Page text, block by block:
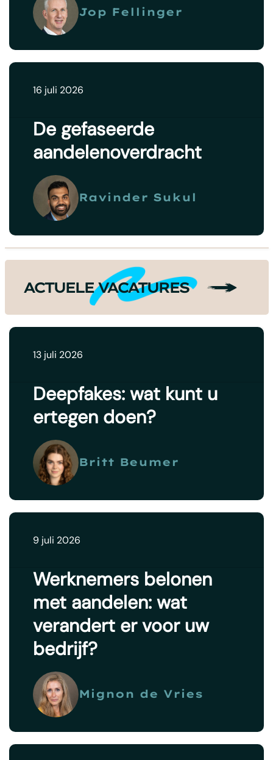
Jop Fellinger
16 juli 2026
De gefaseerde
aandelenoverdracht
Ravinder Sukul
ACTUELE VACATURES
13 juli 2026
Deepfakes: wat kunt u
ertegen doen?
Britt Beumer
9 juli 2026
Werknemers belonen
met aandelen: wat
verandert er voor uw
bedrijf?
Mignon de Vries